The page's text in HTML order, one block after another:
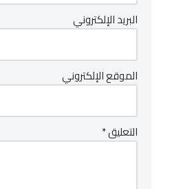
البريد الإلكتروني
الموقع الإلكتروني
التعليق*